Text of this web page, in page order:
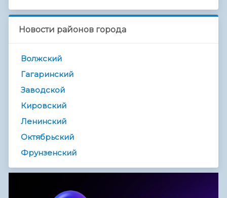
Новости районов города
Волжский
Гагаринский
Заводской
Кировский
Ленинский
Октябрьский
Фрунзенский